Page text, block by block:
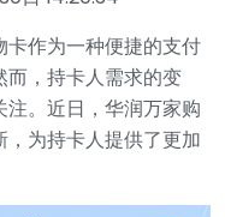
作为一种便捷的支付
，持卡人需求的变
。近日，华润万家购
为持卡人提供了更加